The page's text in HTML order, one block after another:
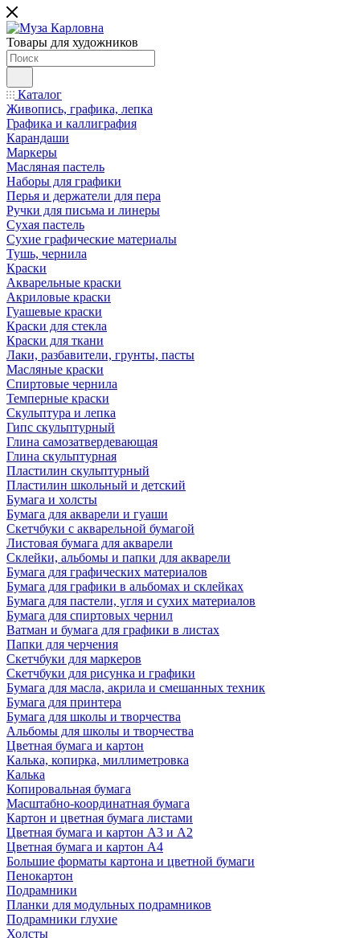
Товары для художников
Каталог
Живопись, графика, лепка
Графика и каллиграфия
Карандаши
Маркеры
Масляная пастель
Наборы для графики
Перья и держатели для пера
Ручки для письма и линеры
Сухая пастель
Сухие графические материалы
Тушь, чернила
Краски
Акварельные краски
Акриловые краски
Гуашевые краски
Краски для стекла
Краски для ткани
Лаки, разбавители, грунты, пасты
Масляные краски
Спиртовые чернила
Темперные краски
Скульптура и лепка
Гипс скульптурный
Глина самозатвердевающая
Глина скульптурная
Пластилин скульптурный
Пластилин школьный и детский
Бумага и холсты
Бумага для акварели и гуаши
Скетчбуки с акварельной бумагой
Листовая бумага для акварели
Склейки, альбомы и папки для акварели
Бумага для графических материалов
Бумага для графики в альбомах и склейках
Бумага для пастели, угля и сухих материалов
Бумага для спиртовых чернил
Ватман и бумага для графики в листах
Папки для черчения
Скетчбуки для маркеров
Скетчбуки для рисунка и графики
Бумага для масла, акрила и смешанных техник
Бумага для принтера
Бумага для школы и творчества
Альбомы для школы и творчества
Цветная бумага и картон
Калька, копирка, миллиметровка
Калька
Копировальная бумага
Масштабно-координатная бумага
Картон и цветная бумага листами
Цветная бумага и картон А3 и А2
Цветная бумага и картон А4
Большие форматы картона и цветной бумаги
Пенокартон
Подрамники
Планки для модульных подрамников
Подрамники глухие
Холсты